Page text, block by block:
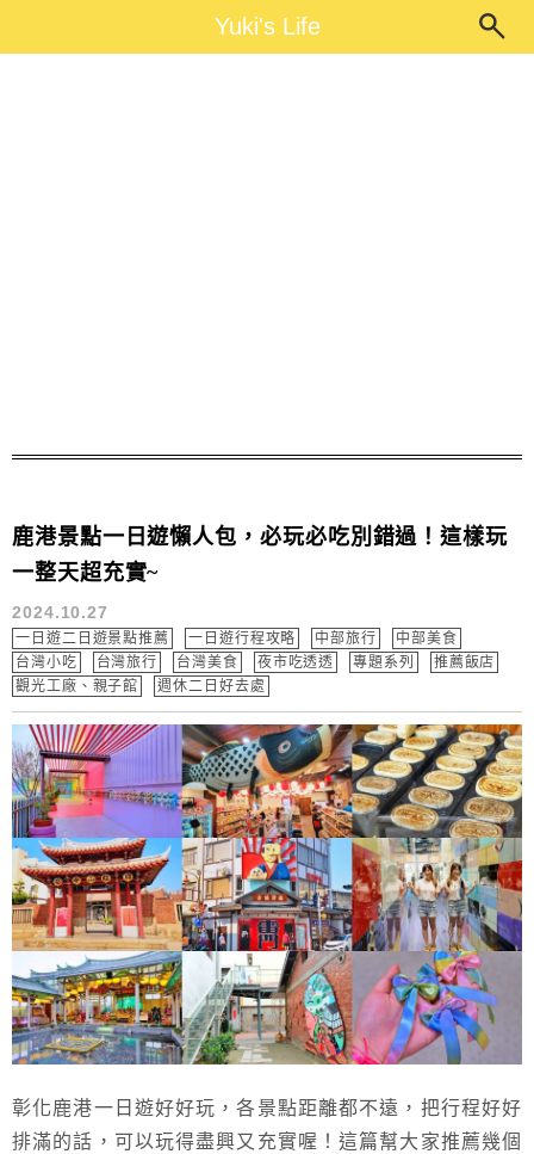
Yuki's LifeYuki's Life
鹿港景點一日遊懶人包，必玩必吃別錯過！這樣玩
一整天超充實~
2024.10.27
一日遊二日遊景點推薦 一日遊行程攻略 中部旅行
中部美食
台灣小吃
台灣旅行 台灣美食 夜市吃透透 專題系列
推薦飯店
觀光工廠、親子館
週休二日好去處
彰化鹿港一日遊好好玩，各景點距離都不遠，把行程好好
排滿的話，可以玩得盡興又充實喔！這篇幫大家推薦幾個